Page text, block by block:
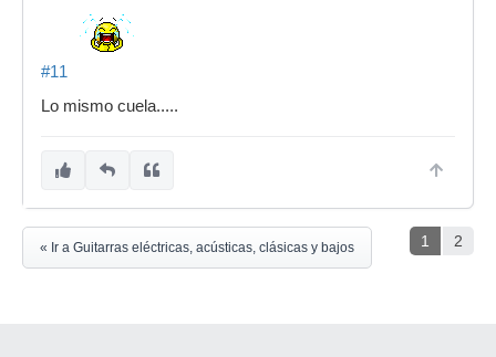
#11
Lo mismo cuela.....
1 2
« Ir a Guitarras eléctricas, acústicas, clásicas y bajos